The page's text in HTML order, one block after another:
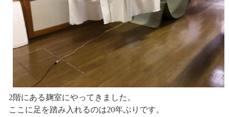
2階にある麹室にやってきました。
ここに足を踏み入れるのは20年ぶりです。